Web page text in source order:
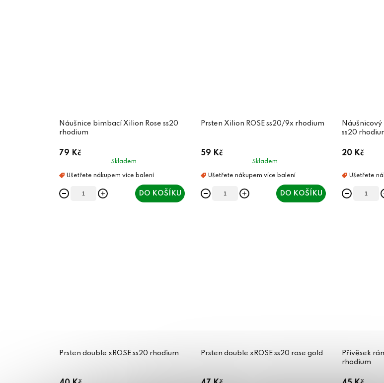
Náušnice bimbací Xilion Rose ss20
rhodium
79 Kč
Skladem
DO KOŠÍKU
Prsten Xilion ROSE ss20/9x rhodium
59 Kč
Skladem
DO KOŠÍKU
Náušnicový
ss20
20 Kč
Prsten double xROSE ss20 rhodium Prsten double xROSE ss20 rose gold
Přívěsek
rhodium